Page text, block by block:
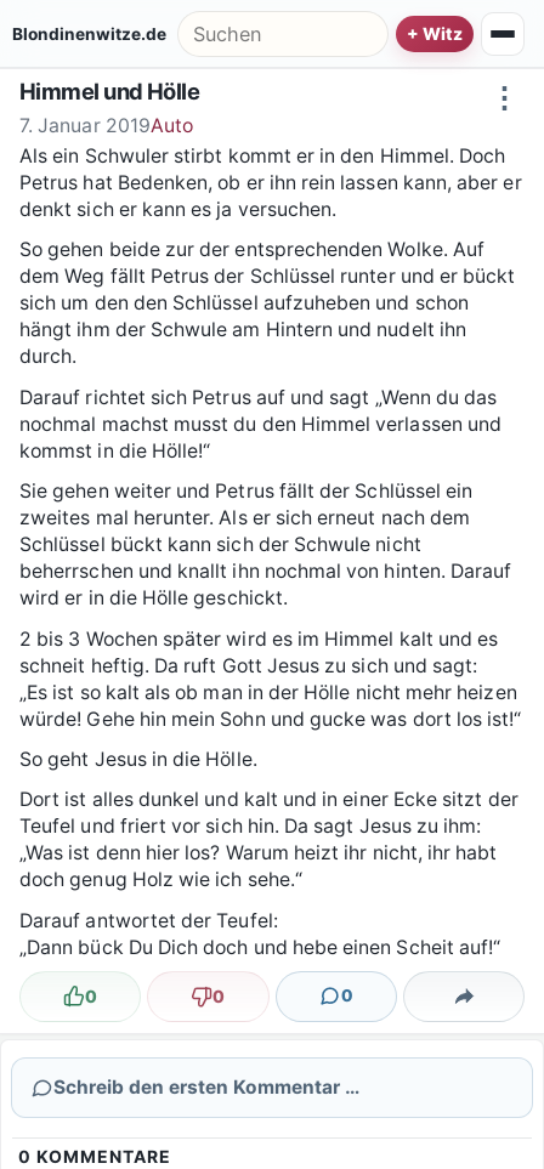
Blondinenwitze.de Suche nach:
⋮
Himmel und Hölle
7. Januar 2019Auto
Als ein Schwuler stirbt kommt er in den Himmel. Doch
Petrus hat Bedenken, ob er ihn rein lassen kann, aber er
denkt sich er kann es ja versuchen.
So gehen beide zur der entsprechenden Wolke. Auf
dem Weg fällt Petrus der Schlüssel runter und er bückt
sich um den den Schlüssel aufzuheben und schon
hängt ihm der Schwule am Hintern und nudelt ihn
durch.
Darauf richtet sich Petrus auf und sagt „Wenn du das
nochmal machst musst du den Himmel verlassen und
kommst in die Hölle!“
Sie gehen weiter und Petrus fällt der Schlüssel ein
zweites mal herunter. Als er sich erneut nach dem
Schlüssel bückt kann sich der Schwule nicht
beherrschen und knallt ihn nochmal von hinten. Darauf
wird er in die Hölle geschickt.
2 bis 3 Wochen später wird es im Himmel kalt und es
schneit heftig. Da ruft Gott Jesus zu sich und sagt:
„Es ist so kalt als ob man in der Hölle nicht mehr heizen
würde! Gehe hin mein Sohn und gucke was dort los ist!“
So geht Jesus in die Hölle.
Dort ist alles dunkel und kalt und in einer Ecke sitzt der
Teufel und friert vor sich hin. Da sagt Jesus zu ihm:
„Was ist denn hier los? Warum heizt ihr nicht, ihr habt
doch genug Holz wie ich sehe.“
Darauf antwortet der Teufel:
„Dann bück Du Dich doch und hebe einen Scheit auf!“
Lustig
0 Nicht lustig
0 0
Kommentare Teilen
Schreib den ersten Kommentar …
0 KOMMENTARE